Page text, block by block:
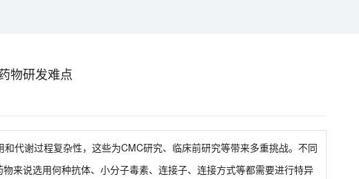
物研发难点
代谢过程复杂性，这些为CMC研究、临床前研究等带来多重挑战。不同
来说选用何种抗体、小分子毒素、连接子、连接方式等都需要进行特异